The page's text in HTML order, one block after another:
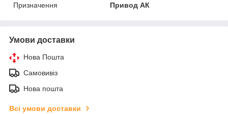
Призначення
Привод АК
Умови доставки
Нова Пошта
Самовивіз
Нова пошта
Всі умови доставки